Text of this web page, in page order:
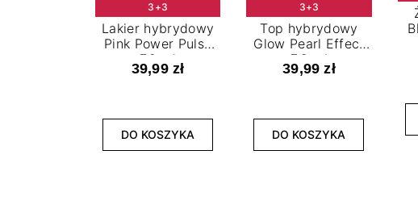
3+3
Lakier hybrydowy
Pink Power Pulse
7,2 ml
39,99 zł
DO KOSZYKA
3+3
Top hybrydowy
Glow Pearl Effect
7,2 ml
39,99 zł
DO KOSZYKA